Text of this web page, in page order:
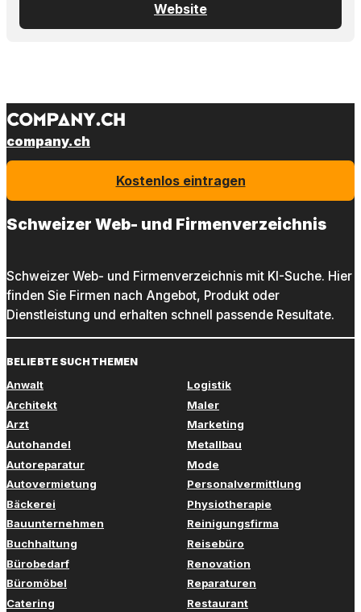
Website
company.ch
Kostenlos eintragen
Schweizer Web- und Firmenverzeichnis
Schweizer Web- und Firmenverzeichnis mit KI-Suche. Hier
finden Sie Firmen nach Angebot, Produkt oder
Dienstleistung und erhalten schnell passende Resultate.
BELIEBTE SUCHTHEMEN
Anwalt
Architekt
Arzt
Autohandel
Autoreparatur
Autovermietung
Bäckerei
Bauunternehmen
Buchhaltung
Bürobedarf
Büromöbel
Catering
Logistik
Maler
Marketing
Metallbau
Mode
Personalvermittlung
Physiotherapie
Reinigungsfirma
Reisebüro
Renovation
Reparaturen
Restaurant